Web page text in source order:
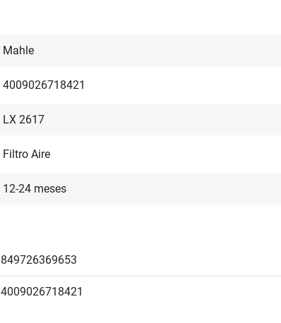
Mahle
4009026718421
LX 2617
Filtro Aire
12-24 meses
849726369653
4009026718421